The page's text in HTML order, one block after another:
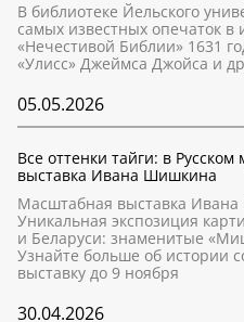
В библиотеке Йельского
самых известных опечаток в
«Нечестивой Библии» 1631
«Улисс» Джеймса Джойса и
05.05.2026
Все оттенки тайги: в
выставка Ивана Шишкина
Масштабная выставка
Уникальная экспозиция
и Беларуси: знаменитые
Узнайте больше об истории
выставку до 9 ноября
30.04.2026